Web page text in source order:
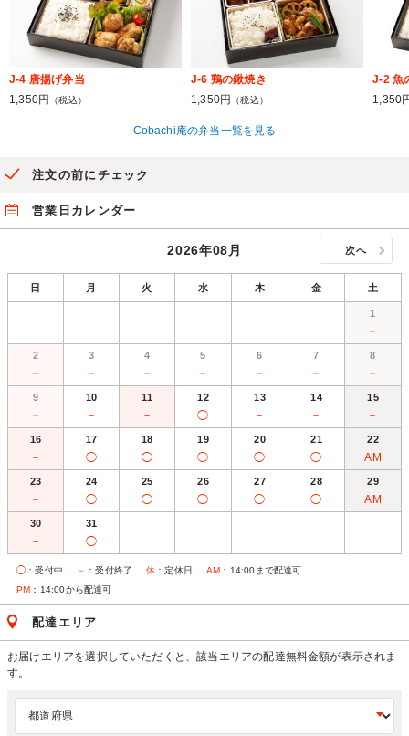
J-4 唐揚げ弁当
1,350円
（税込）
J-6 鶏の鍬焼き
1,350円
（税込）
J-2 魚
1,350
Cobachi庵の弁当一覧を見る
注文の前にチェック
営業日カレンダー
2026年08月 次へ
日 月 火 水 木 金 土
1
－
2
－
3
－
4
－
5
－
6
－
7
－
8
－
9
－
10
－
11
－
12
◯
13
－
14
－
15
－
16
－
17
◯
18
◯
19
◯
20
◯
21
◯
22
AM
23
－
24
◯
25
◯
26
◯
27
◯
28
◯
29
AM
30
－
31
◯
◯ ：受付中 － ：受付終了 休 ：定休日 AM ：14:00まで配達可
PM ：14:00から配達可
配達エリア
お届けエリアを選択していただくと、該当エリアの配達無料金額が表示されま
す。